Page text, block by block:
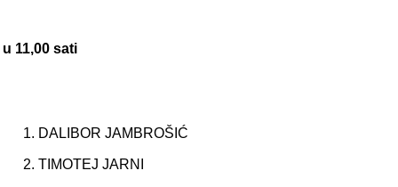
u 11,00 sati
DALIBOR JAMBROŠIĆ
TIMOTEJ JARNI